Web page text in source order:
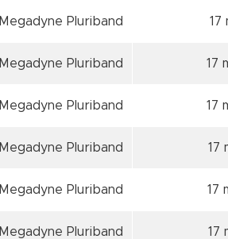
Megadyne Pluriband 17
Megadyne Pluriband 17
Megadyne Pluriband 17
Megadyne Pluriband 17
Megadyne Pluriband 17
Megadyne Pluriband 17